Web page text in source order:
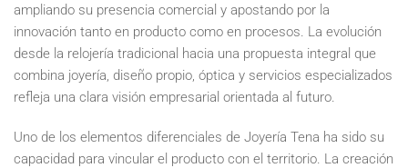
ampliando su presencia comercial y apostando por la
innovación tanto en producto como en procesos. La evolución
desde la relojería tradicional hacia una propuesta integral que
combina joyería, diseño propio, óptica y servicios especializados
refleja una clara visión empresarial orientada al futuro.
Uno de los elementos diferenciales de Joyería Tena ha sido su
capacidad para vincular el producto con el territorio. La creación